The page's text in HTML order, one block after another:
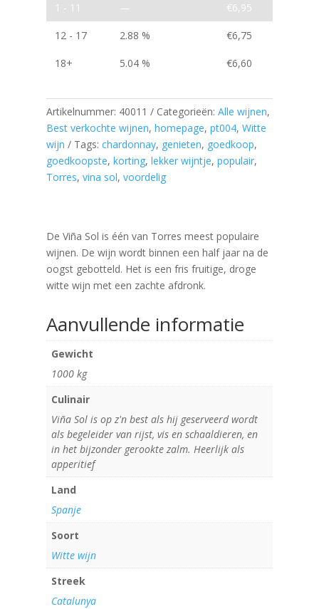
1 - 11 — €6,95
12 - 17 2.88 % €6,75
18+ 5.04 % €6,60
Artikelnummer: 40011 Categorieën: Alle wijnen,
Best verkochte wijnen, homepage, pt004, Witte
wijn
Tags: chardonnay, genieten, goedkoop,
goedkoopste, korting, lekker wijntje, populair,
Torres, vina sol, voordelig
De Viña Sol is één van Torres meest populaire
wijnen. De wijn wordt binnen een half jaar na de
oogst gebotteld. Het is een fris fruitige, droge
witte wijn met een zachte afdronk.
Aanvullende informatie
Gewicht
1000 kg
Culinair
Viña Sol is op z'n best als hij geserveerd wordt
als begeleider van rijst, vis en schaaldieren, en
in het bijzonder gerookte zalm. Heerlijk als
apperitief
Land
Spanje
Soort
Witte wijn
Streek
Catalunya